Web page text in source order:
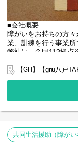
■会社概要
障がいをお持ちの方
業、訓練を行う事業所
弊社は、全国113拠点
グループ全体で培っ
弊社グループでは主
せて頂いております。
【就労継続支援A型事
般就労を目指すサービ
【就労継続支援B型事
【GH】【gnu八戸
共同生活援助（障がい